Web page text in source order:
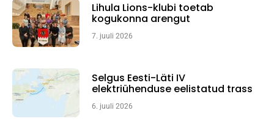
Lihula Lions-klubi toetab
kogukonna arengut
7. juuli 2026
Selgus Eesti-Läti IV
elektriühenduse eelistatud trass
6. juuli 2026